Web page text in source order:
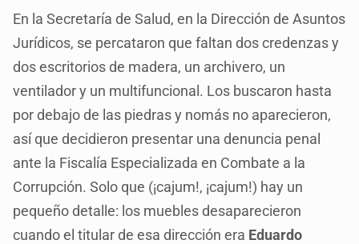
En la Secretaría de Salud, en la Dirección de Asuntos
Jurídicos, se percataron que faltan dos credenzas y
dos escritorios de madera, un archivero, un
ventilador y un multifuncional. Los buscaron hasta
por debajo de las piedras y nomás no aparecieron,
así que decidieron presentar una denuncia penal
ante la Fiscalía Especializada en Combate a la
Corrupción. Solo que (¡cajum!, ¡cajum!) hay un
pequeño detalle: los muebles desaparecieron
cuando el titular de esa dirección era Eduardo